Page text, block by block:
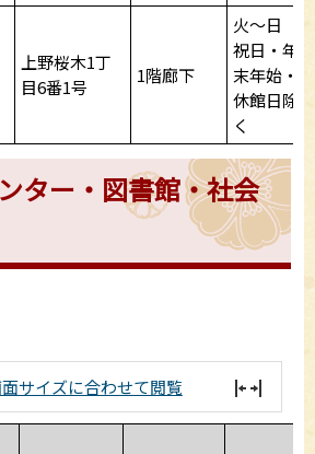
上野桜木1丁
目6番1号
1階廊下
火～日
祝日・年
末年始・
休館日除
く
ター・図書館・社会
サイズに合わせて閲覧